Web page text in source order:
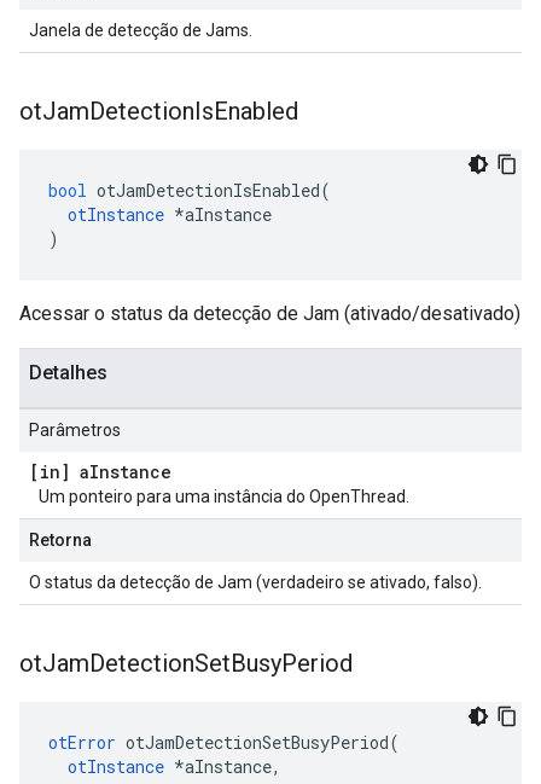
Janela de detecção de Jams.
otJamDetectionIsEnabled
bool otJamDetectionIsEnabled(
otInstance *aInstance
)
Acessar o status da detecção de Jam (ativado/desativado)
Detalhes
Parâmetros
[in] aInstance
Um ponteiro para uma instância do OpenThread.
Retorna
O status da detecção de Jam (verdadeiro se ativado, falso).
otJamDetectionSetBusyPeriod
otError otJamDetectionSetBusyPeriod(
otInstance *aInstance,